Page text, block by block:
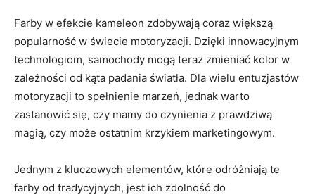
Farby w efekcie kameleon zdobywają coraz większą
popularność w świecie motoryzacji. Dzięki innowacyjnym
technologiom, samochody mogą teraz zmieniać kolor w
zależności od kąta padania światła. Dla wielu entuzjastów
motoryzacji to spełnienie marzeń, jednak warto
zastanowić się, czy mamy do czynienia z prawdziwą
magią, czy może ostatnim krzykiem marketingowym.
Jednym z kluczowych elementów, które odróżniają te
farby od tradycyjnych, jest ich zdolność do